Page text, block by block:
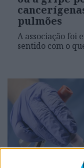
pulmões
A associação foi
sentido com o